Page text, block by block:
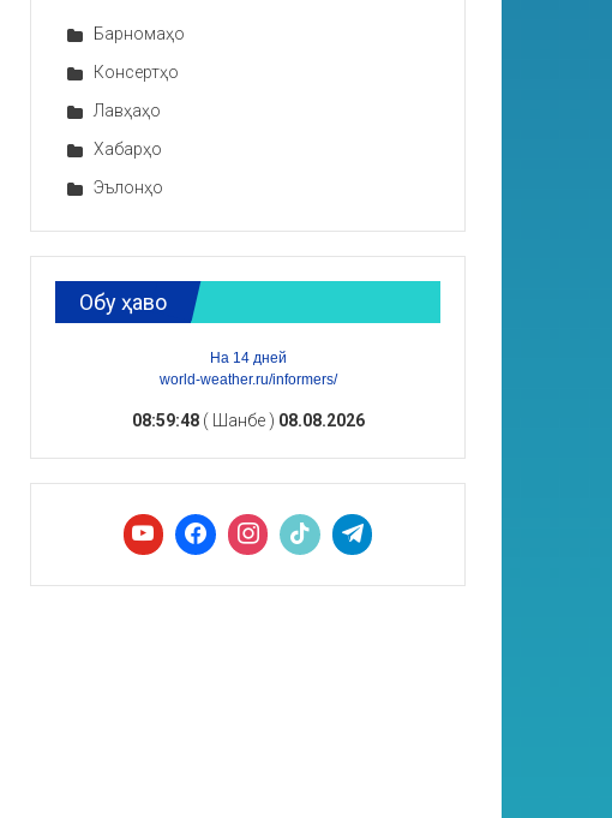
Барномаҳо
Консертҳо
Лавҳаҳо
Хабарҳо
Эълонҳо
Обу ҳаво
На 14 дней
world-weather.ru/informers/
08:59:49( Шанбе ) 08.08.2026